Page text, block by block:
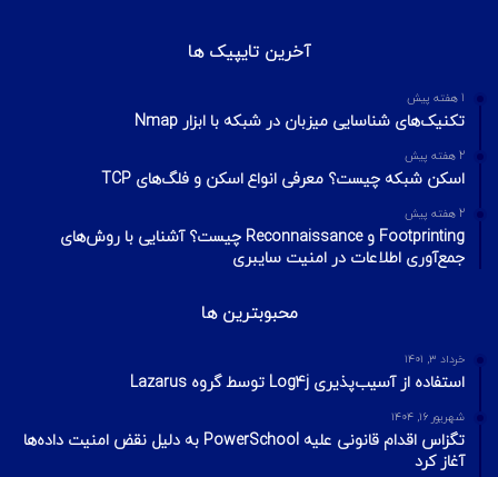
آخرین تایپیک ها
1 هفته پیش
تکنیک‌های شناسایی میزبان در شبکه با ابزار Nmap
2 هفته پیش
اسکن شبکه چیست؟ معرفی انواع اسکن و فلگ‌های TCP
2 هفته پیش
Footprinting و Reconnaissance چیست؟ آشنایی با روش‌های
جمع‌آوری اطلاعات در امنیت سایبری
محبوبترین ها
خرداد ۳, ۱۴۰۱
استفاده از آسیب‌پذیری Log4j توسط گروه Lazarus
شهریور ۱۶, ۱۴۰۴
تگزاس اقدام قانونی علیه PowerSchool به دلیل نقض امنیت داده‌ها
آغاز کرد